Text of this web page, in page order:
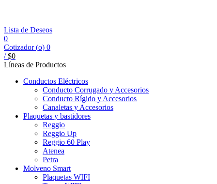
Lista de Deseos
0
Cotizador (o) 0
/ $0
Líneas de Productos
Conductos Eléctricos
Conducto Corrugado y Accesorios
Conducto Rígido y Accesorios
Canaletas y Accesorios
Plaquetas y bastidores
Reggio
Reggio Up
Reggio 60 Play
Atenea
Petra
Molveno Smart
Plaquetas WIFI